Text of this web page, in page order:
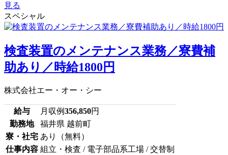
見る
スペシャル
検査装置のメンテナンス業務／寮費補
助あり／時給1800円
株式会社エー・オー・シー
給与 月収例356,850円
勤務地
福井県 越前町
寮・社宅 あり（無料）
仕事内容 組立・検査 / 電子部品系工場 / 交替制